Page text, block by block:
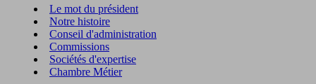
Le mot du président
Notre histoire
Conseil d'administration
Commissions
Sociétés d'expertise
Chambre Métier